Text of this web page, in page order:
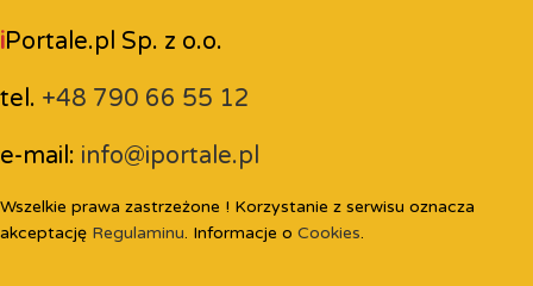
iPortale.pl Sp. z o.o.
tel. +48 790 66 55 12
e-mail: info@iportale.pl
Wszelkie prawa zastrzeżone ! Korzystanie z serwisu oznacza
akceptację Regulaminu. Informacje o Cookies.